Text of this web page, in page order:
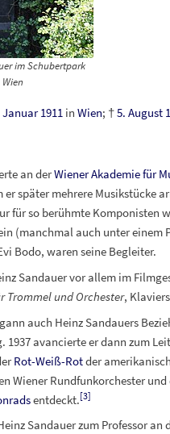
im Schubertpark
Wien
Januar 1911 in Wien; †5. August
an derWiener Akademie für
er später mehrere Musikstücke
für so berühmte Komponisten
(manchmal auch unter einem
Bodo, waren seine Begleiter.
Sandauer vor allem im
Trommel und Orchester,
auch Heinz Sandauers
1937 avancierte er dann zum
Rot-Weiß-Rotder
Wiener Rundfunkorchester
entdeckt.[3]
Sandauer zum Professor an